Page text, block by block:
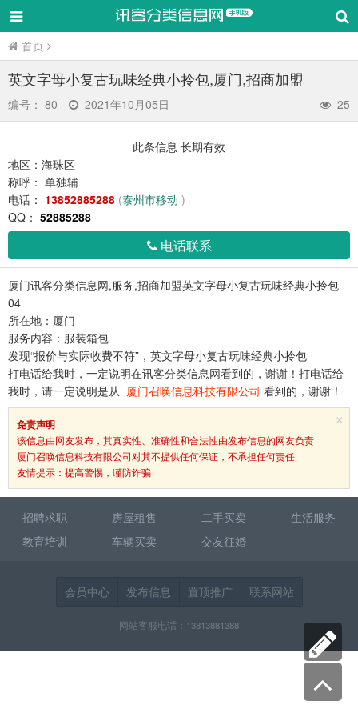
厦门召唤信息科技有限公司手机版
首页
英文字母小复古玩味经典小拎包,厦门,招商加盟
编号： 80 2021年10月05日 25
此条信息 长期有效
地区： 海珠区
称呼： 单独辅
电话： 13852885288 (泰州市移动 )
QQ： 52885288
电话联系
厦门讯客分类信息网,服务,招商加盟英文字母小复古玩味经典小拎包
04
所在地：厦门
服务内容：服装箱包
发现“报价与实际收费不符”，英文字母小复古玩味经典小拎包
打电话给我时，一定说明在讯客分类信息网看到的，谢谢！打电话给
我时，请一定说明是从 厦门召唤信息科技有限公司 看到的，谢谢！
×
免责声明
该信息由网友发布，其真实性、准确性和合法性由发布信息的网友负责
厦门召唤信息科技有限公司对其不提供任何保证，不承担任何责任
友情提示：提高警惕，谨防诈骗
招聘求职 房屋租售 二手买卖
生活服务
教育培训
车辆买卖 交友征婚
会员中心 发布信息 置顶推广 联系网站
网站客服电话：13813881388